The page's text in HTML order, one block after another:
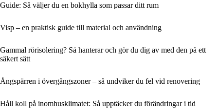
Guide: Så väljer du en bokhylla som passar ditt rum
Visp – en praktisk guide till material och användning
Gammal rörisolering? Så hanterar och gör du dig av med den på ett
säkert sätt
Ångspärren i övergångszoner – så undviker du fel vid renovering
Håll koll på inomhusklimatet: Så upptäcker du förändringar i tid